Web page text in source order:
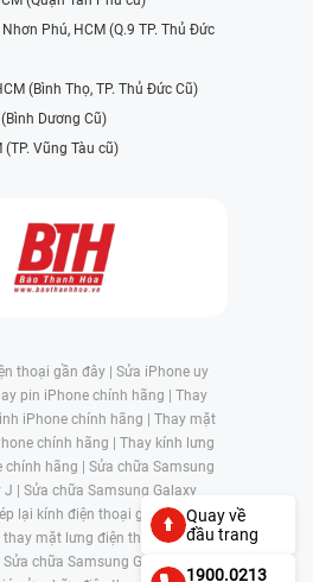
Phú, HCM (Q.9 TP. Thủ Đức
(Bình Thọ, TP. Thủ Đức Cũ)
Dương Cũ)
(TP. Vũng Tàu cũ)
thoại gần đây | Sửa iPhone uy
pin iPhone chính hãng | Thay
iPhone chính hãng | Thay mặt
chính hãng | Thay kính lưng
chính hãng | Sửa chữa Samsung
J | Sửa chữa Samsung Galaxy
ép lại kính điện thoại giá bao
thay mặt lưng điện thoại giá bao
Sửa chữa Samsung Galaxy S |
Quay về
đầu trang
1900.0213